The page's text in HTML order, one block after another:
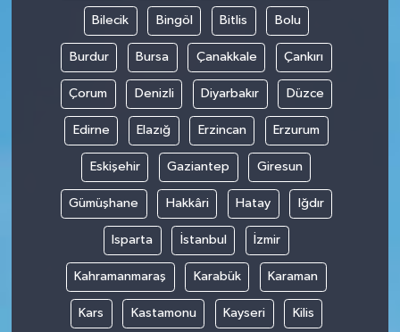
Bilecik Bingöl Bitlis Bolu
Burdur Bursa Çanakkale Çankırı
Çorum Denizli Diyarbakır Düzce
Edirne Elazığ Erzincan Erzurum
Eskişehir Gaziantep Giresun
Gümüşhane Hakkâri Hatay Iğdır
Isparta İstanbul İzmir
Kahramanmaraş Karabük Karaman
Kars Kastamonu Kayseri Kilis